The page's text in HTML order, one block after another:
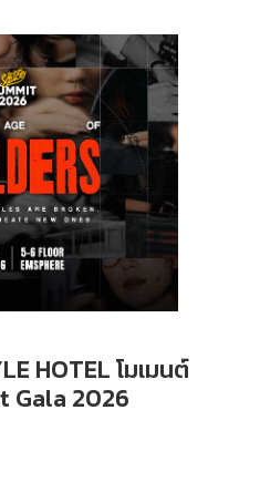
HOTEL โมเมนต์
Gala 2026